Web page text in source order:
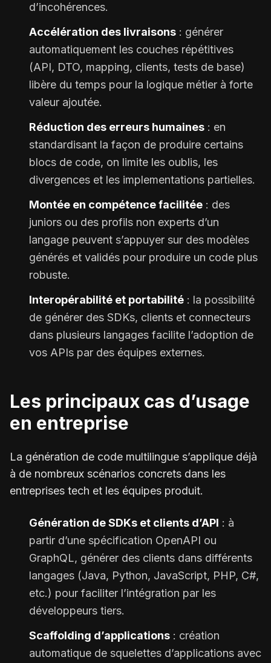
d’incohérences.
Accélération des livraisons : générer
automatiquement les couches répétitives
(API, DTO, mapping, clients, tests de base)
libère du temps pour la logique métier à forte
valeur ajoutée.
Réduction des erreurs humaines : en
standardisant la façon de produire certains
blocs de code, on limite les oublis, les
divergences et les implementations partielles.
Montée en compétence facilitée : des
juniors ou des profils non experts d’un
langage peuvent s’appuyer sur des modèles
générés et validés pour produire un code plus
robuste.
Interopérabilité et portabilité : la possibilité
de générer des SDKs, clients et connecteurs
dans plusieurs langages facilite l’adoption de
vos APIs par des équipes externes.
Les principaux cas d’usage
en entreprise
La génération de code multilingue s’applique déjà
à de nombreux scénarios concrets dans les
entreprises tech et les équipes produit.
Génération de SDKs et clients d’API : à
partir d’une spécification OpenAPI ou
GraphQL, générer des clients dans différents
langages (Java, Python, JavaScript, PHP, C#,
etc.) pour faciliter l’intégration par les
développeurs tiers.
Scaffolding d’applications : création
automatique de squelettes d’applications avec